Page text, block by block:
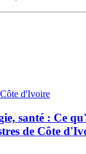
d'Ivoire
santé : Ce
de Côte